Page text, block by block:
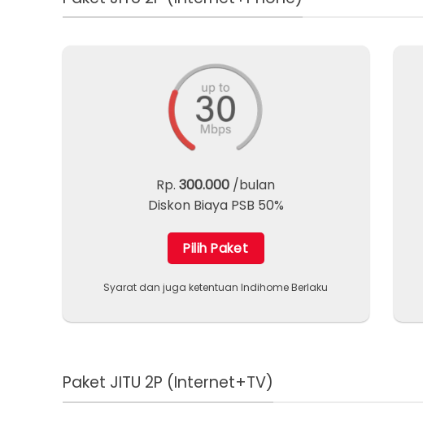
Rp.300.000 /bulan
Diskon Biaya PSB 50%
Pilih Paket
Syarat dan juga ketentuan Indihome Berlaku
Paket JITU 2P (Internet+TV)